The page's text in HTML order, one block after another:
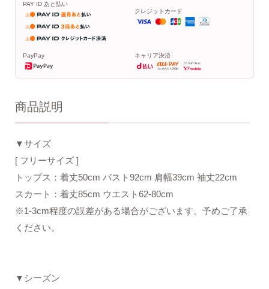
PAY ID あと払い
クレジットカード
PayPay キャリア決済
商品説明
▼サイズ
[ フリーサイズ ]
トップス：着丈50cm バスト92cm 肩幅39cm 袖丈22cm
スカート：着丈85cm ウエスト62-80cm
※1-3cm程度の誤差がある場合がございます。予めご了承
ください。
▼シーズン